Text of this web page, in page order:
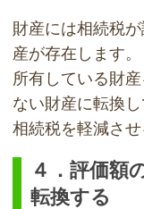
財産には相続税
産が存在します。
所有している財
ない財産に転換し
相続税を軽減させ
４．評価額
転換する